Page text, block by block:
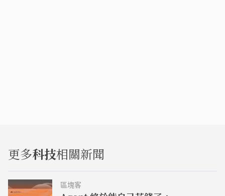
更多科技相關新聞
區塊客